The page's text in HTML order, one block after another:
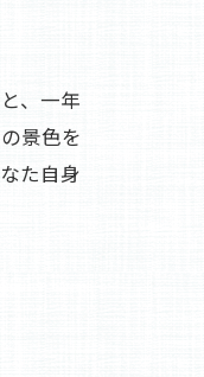
、一年
景色を
た自身